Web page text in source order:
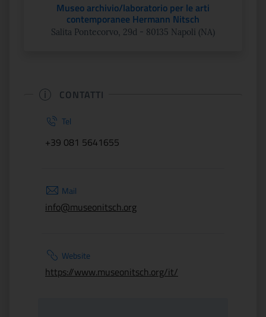
Museo archivio/laboratorio per le arti
contemporanee Hermann Nitsch
Salita Pontecorvo, 29d - 80135 Napoli (NA)
CONTATTI
Tel
+39 081 5641655
Mail
info@museonitsch.org
Website
https://www.museonitsch.org/it/